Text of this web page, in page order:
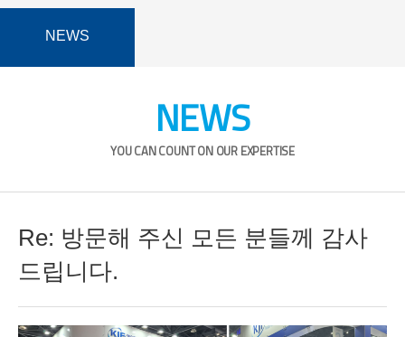
NEWS
NEWS
YOU CAN COUNT ON OUR EXPERTISE
Re: 방문해 주신 모든 분들께 감사
드립니다.